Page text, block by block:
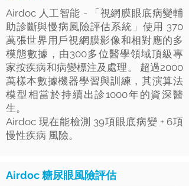
Airdoc 人工智能 - 「視網膜眼底病變輔
助診斷與慢病風險評估系統」使用 370
萬張世界用戶視網膜影像和相對應的多
模態數據，由300多位醫學領域頂級專
家按疾病和病變標注及處理。 超過2000
萬樣本數據機器學習與訓練，其演算法
模型相當於持續出診1000年的資深醫
生。
Airdoc 現在能檢測 39項眼底病變 + 6項
慢性疾病 風險。
Airdoc 糖尿眼風險評估